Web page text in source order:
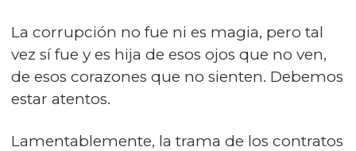
La corrupción no fue ni es magia, pero tal
vez sí fue y es hija de esos ojos que no ven,
de esos corazones que no sienten. Debemos
estar atentos.
Lamentablemente, la trama de los contratos